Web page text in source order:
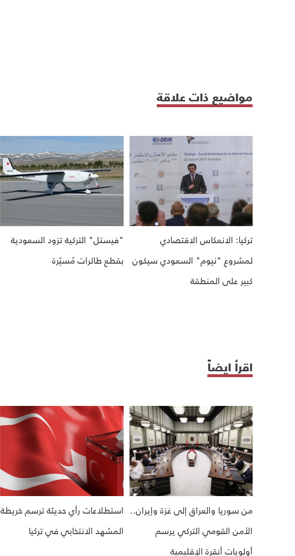
مواضيع ذات علاقة
تركيا: الانعكاس الاقتصادي
لمشروع "نيوم" السعودي سيكون
كبير على المنطقة
"فيستل" التركية تزود السعودية
بقطع طائرات مُسيّرة
اقرأ ايضاً
من سوريا والعراق إلى غزة وإيران..
الأمن القومي التركي يرسم
أولويات أنقرة الإقليمية
استطلاعات رأي حديثة ترسم خريطة
المشهد الانتخابي في تركيا